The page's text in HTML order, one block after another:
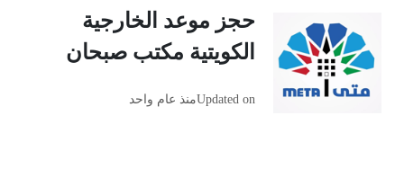
حجز موعد الخارجية
الكويتية مكتب صبحان
Updated onمنذ عام واحد